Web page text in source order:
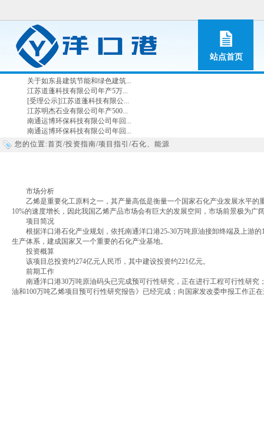
站点首页
关于如东县建筑节能和绿色建筑...
江苏道蓬科技有限公司年产5万...
[受理公示]江苏道蓬科技有限公...
江苏明杰石业有限公司年产500...
南通运博环保科技有限公司年回...
南通运博环保科技有限公司年回...
您的位置:首页/投资指南/项目指引 /石化、能源
市场分析
乙烯是重要化工原料之一，其产量高低是衡量一个国家石化产业发展水平的
10%的速度增长，因此我国乙烯产品市场会有巨大的发展空间，市场前景极为广
项目简况
根据洋口港石化产业规划，依托南通洋口港25-30万吨原油接卸终端及上游的
生产体系，建成国家又一个重要的石化产业基地。
投资概算
该项目总投资约274亿元人民币，其中建设投资约221亿元。
前期工作
南通洋口港30万吨原油码头已完成预可行性研究，正在进行工程可行性研究
油和100万吨乙烯项目预可行性研究报告》已经完成；向国家发改委申报工作正